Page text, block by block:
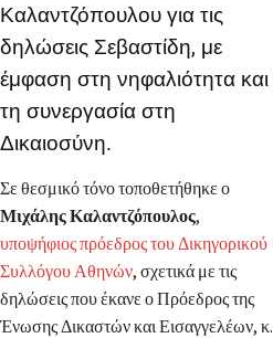
Καλαντζόπουλου για τις
δηλώσεις Σεβαστίδη, με
έμφαση στη νηφαλιότητα και
τη συνεργασία στη
Δικαιοσύνη.
Σε θεσμικό τόνο τοποθετήθηκε ο
Μιχάλης Καλαντζόπουλος,
υποψήφιος πρόεδρος του Δικηγορικού
Συλλόγου Αθηνών, σχετικά με τις
δηλώσεις που έκανε ο Πρόεδρος της
Ένωσης Δικαστών και Εισαγγελέων, κ.